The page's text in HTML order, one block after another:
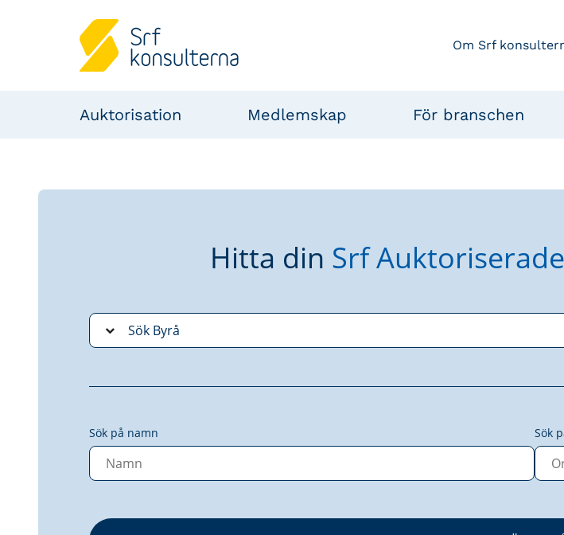
Om Srf
Auktorisation Medlemskap För branschen
Hitta din Srf Auktoriserade
Sök på namn Sök